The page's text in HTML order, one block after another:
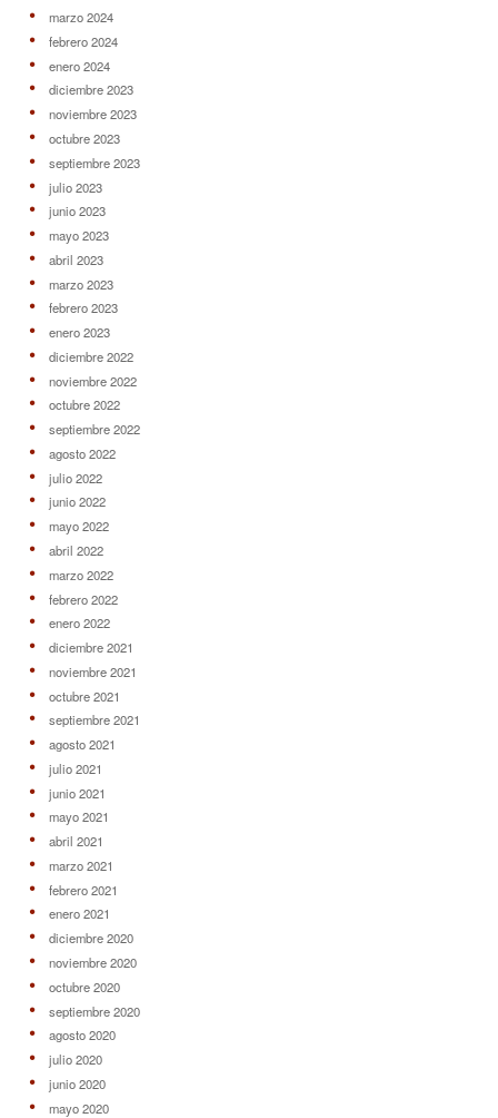
marzo 2024
febrero 2024
enero 2024
diciembre 2023
noviembre 2023
octubre 2023
septiembre 2023
julio 2023
junio 2023
mayo 2023
abril 2023
marzo 2023
febrero 2023
enero 2023
diciembre 2022
noviembre 2022
octubre 2022
septiembre 2022
agosto 2022
julio 2022
junio 2022
mayo 2022
abril 2022
marzo 2022
febrero 2022
enero 2022
diciembre 2021
noviembre 2021
octubre 2021
septiembre 2021
agosto 2021
julio 2021
junio 2021
mayo 2021
abril 2021
marzo 2021
febrero 2021
enero 2021
diciembre 2020
noviembre 2020
octubre 2020
septiembre 2020
agosto 2020
julio 2020
junio 2020
mayo 2020